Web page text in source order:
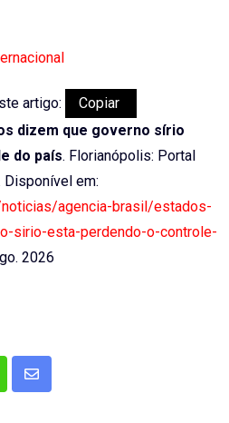
artigo:
Copiar
dizem que governo sírio
do país. Florianópolis: Portal
em:
agencia-brasil/estados-
sirio-esta-perdendo-o-controle-
2026
Share